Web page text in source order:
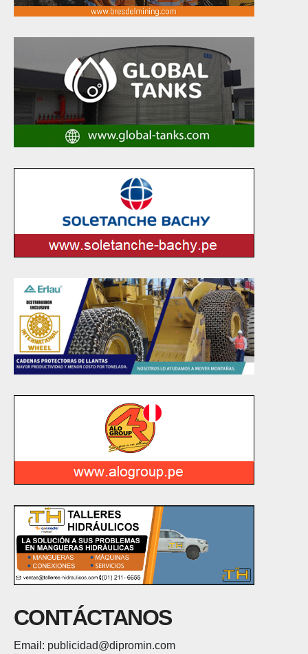
CONTÁCTANOS
Email: publicidad@dipromin.com